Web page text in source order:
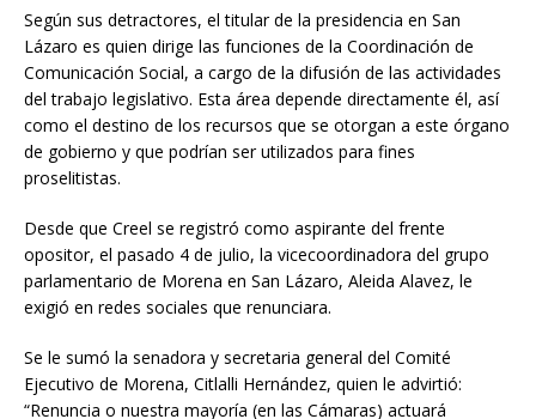
Según sus detractores, el titular de la presidencia en San
Lázaro es quien dirige las funciones de la Coordinación de
Comunicación Social, a cargo de la difusión de las actividades
del trabajo legislativo. Esta área depende directamente él, así
como el destino de los recursos que se otorgan a este órgano
de gobierno y que podrían ser utilizados para fines
proselitistas.
Desde que Creel se registró como aspirante del frente
opositor, el pasado 4 de julio, la vicecoordinadora del grupo
parlamentario de Morena en San Lázaro, Aleida Alavez, le
exigió en redes sociales que renunciara.
Se le sumó la senadora y secretaria general del Comité
Ejecutivo de Morena, Citlalli Hernández, quien le advirtió:
“Renuncia o nuestra mayoría (en las Cámaras) actuará